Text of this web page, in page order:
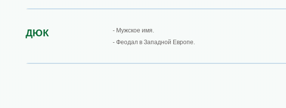
ДЮК
- Мужское имя.
- Феодал в Западной Европе.